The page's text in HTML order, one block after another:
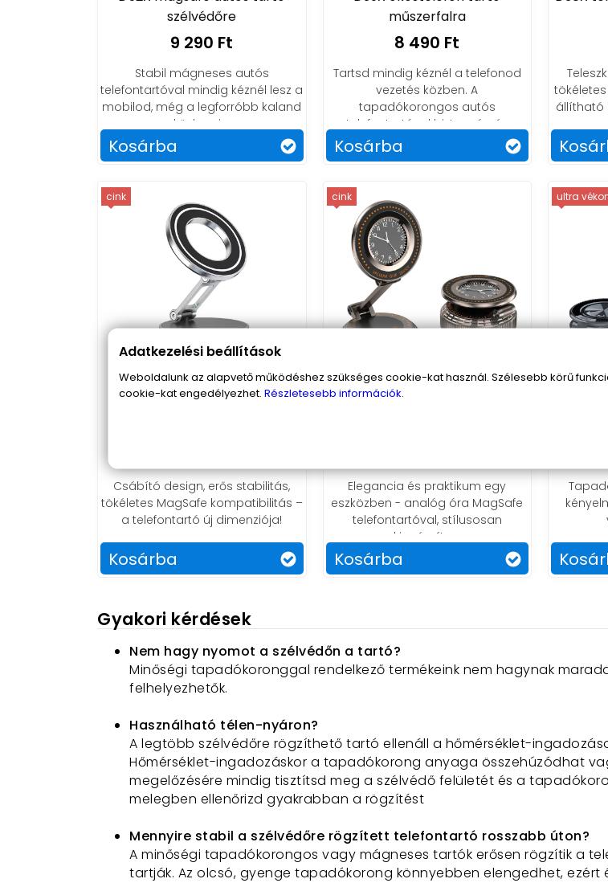
szélvédőre
9 290 Ft
Stabil mágneses autós
telefontartóval mindig kéznél lesz a
mobilod, még a legforróbb kaland
közben is.
Kosárba
műszerfalra
8 490 Ft
Tartsd mindig kéznél a telefonod
vezetés közben. A
tapadókorongos autós
telefontartóval biztonság és
kényelem vár rád.
Kosárba
állítható
cink
Csábító design, erős stabilitás,
tökéletes MagSafe kompatibilitás –
a telefontartó új dimenziója!
Kosárba
cink
Elegancia és praktikum egy
eszközben - analóg óra MagSafe
telefontartóval, stílusosan
kiegészítve.
Kosárba
ultra
Gyakori kérdések
Nem hagy nyomot a szélvédőn a tartó?
Minőségi tapadókoronggal rendelkező termékeink nem hagynak
felhelyezhetők.
Használható télen-nyáron?
A legtöbb szélvédőre rögzíthető tartó ellenáll a hőmérséklet-
Hőmérséklet-ingadozáskor a tapadókorong anyaga összehúzódhat
megelőzésére mindig tisztítsd meg a szélvédő felületét és a
melegben ellenőrizd gyakrabban a rögzítést
Mennyire stabil a szélvédőre rögzített telefontartó rosszabb úton?
A minőségi tapadókorongos vagy mágneses tartók erősen rögzítik a
tartják. Az olcsó, gyenge tapadókorong könnyebben elengedhet,
Adatkezelési beállítások
Weboldalunk az alapvető működéshez szükséges cookie-kat használ. Szélesebb körű
cookie-kat engedélyezhet. Részletesebb információk.